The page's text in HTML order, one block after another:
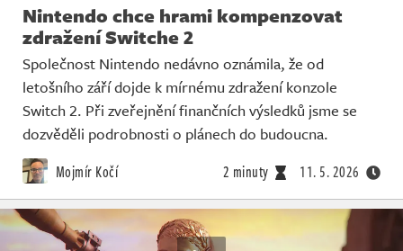
Nintendo chce hrami kompenzovat
zdražení Switche 2
Společnost Nintendo nedávno oznámila, že od
letošního září dojde k mírnému zdražení konzole
Switch 2. Při zveřejnění finančních výsledků jsme se
dozvěděli podrobnosti o plánech do budoucna.
Mojmír Kočí 2 minuty 11. 5. 2026